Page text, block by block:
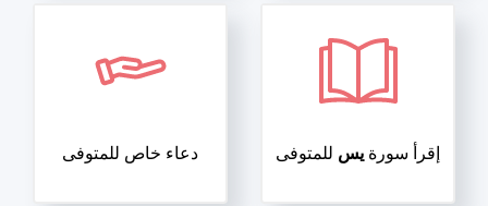
دعاء خاص للمتوفى إقرأ سورة يس للمتوفى